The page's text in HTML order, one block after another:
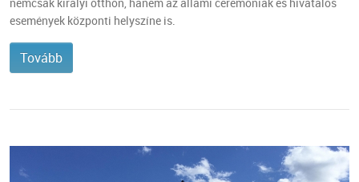
események központi helyszíne is.
Tovább